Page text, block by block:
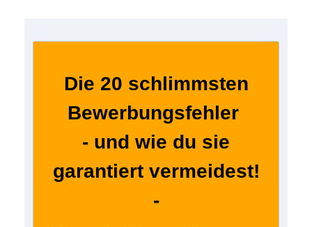
Die 20 schlimmsten
Bewerbungsfehler
- und wie du sie
garantiert vermeidest!
-